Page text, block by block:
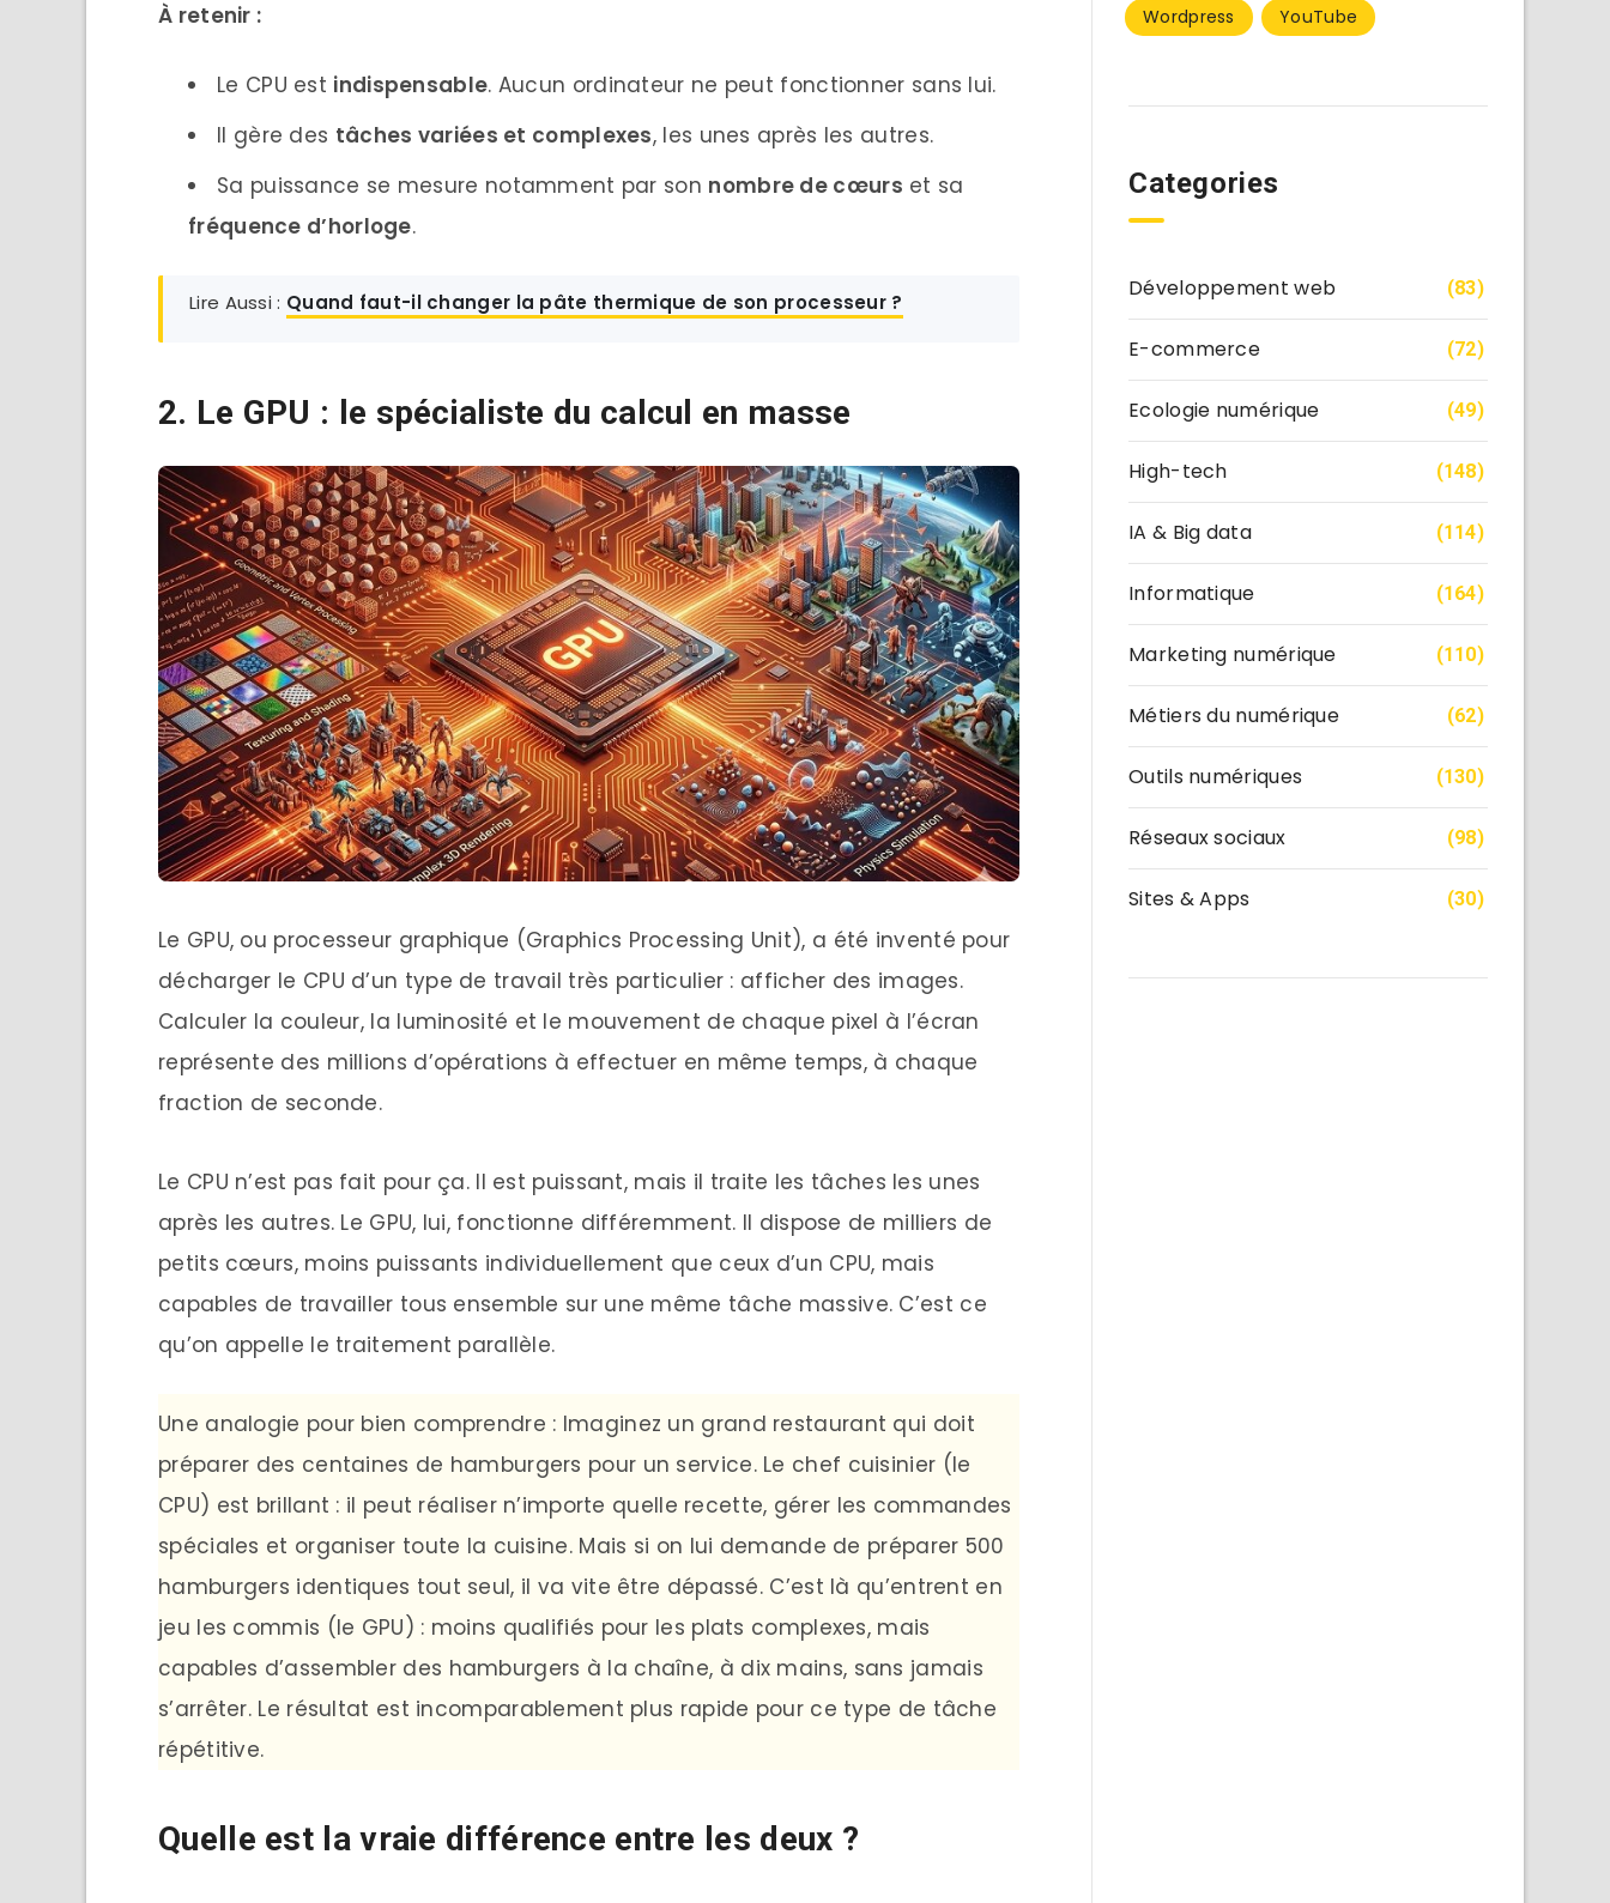
À retenir :
Le CPU est indispensable. Aucun ordinateur ne peut fonctionner sans lui.
Il gère des tâches variées et complexes, les unes après les autres.
Sa puissance se mesure notamment par son nombre de cœurs et sa
fréquence d’horloge.
Lire Aussi : Quand faut-il changer la pâte thermique de son processeur ?
2. Le GPU : le spécialiste du calcul en masse
Le GPU, ou processeur graphique (Graphics Processing Unit), a été inventé pour
décharger le CPU d’un type de travail très particulier : afficher des images.
Calculer la couleur, la luminosité et le mouvement de chaque pixel à l’écran
représente des millions d’opérations à effectuer en même temps, à chaque
fraction de seconde.
Le CPU n’est pas fait pour ça. Il est puissant, mais il traite les tâches les unes
après les autres. Le GPU, lui, fonctionne différemment. Il dispose de milliers de
petits cœurs, moins puissants individuellement que ceux d’un CPU, mais
capables de travailler tous ensemble sur une même tâche massive. C’est ce
qu’on appelle le traitement parallèle.
Une analogie pour bien comprendre : Imaginez un grand restaurant qui doit
préparer des centaines de hamburgers pour un service. Le chef cuisinier (le
CPU) est brillant : il peut réaliser n’importe quelle recette, gérer les commandes
spéciales et organiser toute la cuisine. Mais si on lui demande de préparer 500
hamburgers identiques tout seul, il va vite être dépassé. C’est là qu’entrent en
jeu les commis (le GPU) : moins qualifiés pour les plats complexes, mais
capables d’assembler des hamburgers à la chaîne, à dix mains, sans jamais
s’arrêter. Le résultat est incomparablement plus rapide pour ce type de tâche
répétitive.
Quelle est la vraie différence entre les deux ?
Wordpress
YouTube
Categories
Développement web (83)
E-commerce (72)
Ecologie numérique (49)
High-tech (148)
IA & Big data (114)
Informatique (164)
Marketing numérique (110)
Métiers du numérique (62)
Outils numériques (130)
Réseaux sociaux (98)
Sites & Apps (30)